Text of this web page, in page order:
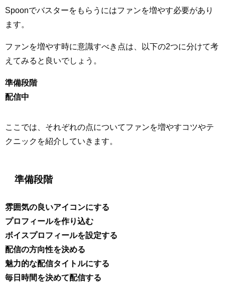
Spoonでバスターをもらうにはファンを増やす必要があり
ます。
ファンを増やす時に意識すべき点は、以下の2つに分けて考
えてみると良いでしょう。
準備段階
配信中
ここでは、それぞれの点についてファンを増やすコツやテ
クニックを紹介していきます。
準備段階
雰囲気の良いアイコンにする
プロフィールを作り込む
ボイスプロフィールを設定する
配信の方向性を決める
魅力的な配信タイトルにする
毎日時間を決めて配信する